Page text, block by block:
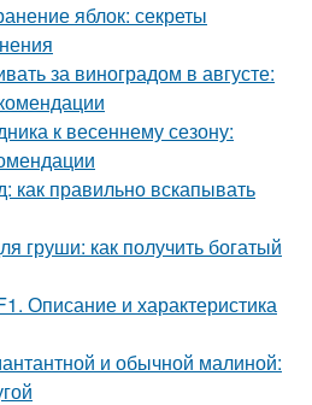
яблок: секреты
за виноградом в августе:
к весеннему сезону:
как правильно вскапывать
груши: как получить богатый
Описание и характеристика
и обычной малиной: